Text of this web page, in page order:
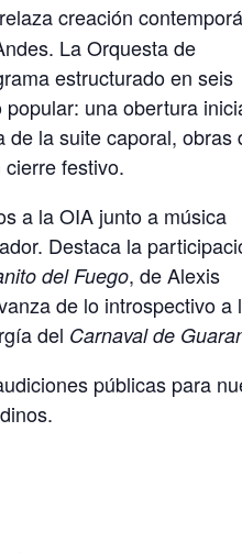
creación
La Orquesta de
estructurado en seis
una obertura
la suite caporal, obras
festivo.
a la OIA junto a música
Destaca la
del Fuego, de Alexis
de lo introspectivo a
del Carnaval de
públicas para